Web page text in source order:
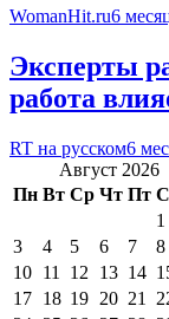
WomanHit.ru6
Эксперты
работа
RT на русском6
Август 2026
Пн Вт Ср Чт Пт
1
3
4 5 6 7 8
10 11 12 13 14
17 18 19 20 21